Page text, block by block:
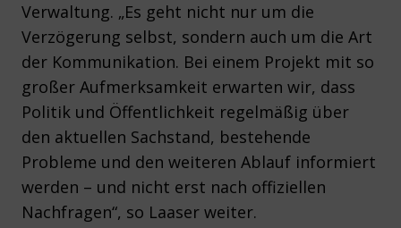
Verwaltung. „Es geht nicht nur um die
Verzögerung selbst, sondern auch um die Art
der Kommunikation. Bei einem Projekt mit so
großer Aufmerksamkeit erwarten wir, dass
Politik und Öffentlichkeit regelmäßig über
den aktuellen Sachstand, bestehende
Probleme und den weiteren Ablauf informiert
werden – und nicht erst nach offiziellen
Nachfragen“, so Laaser weiter.